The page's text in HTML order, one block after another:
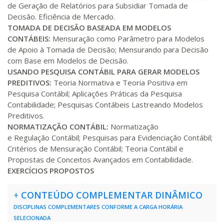
300 H 38dias 120dias
R$ 1.487,06
320 H 40dias 120dias
R$ 1.586,20
340 H 43dias 120 dias
R$ 1.685,33
Matricular
360 H 45dias 120 dias
Matricular
380 H 48dias
R$ 1.883,61
400 H 50dias 150dias
R$ 1.982,74
de Geração de Relatórios para Subsidiar Tomada de
Decisão. Eficiência de Mercado.
TOMADA DE DECISÃO BASEADA EM MODELOS
CONTÁBEIS: Mensuração como Parâmetro para Modelos
de Apoio à Tomada de Decisão; Mensurando para Decisão
com Base em Modelos de Decisão.
USANDO PESQUISA CONTÁBIL PARA GERAR MODELOS
PREDITIVOS: Teoria Normativa e Teoria Positiva em
Pesquisa Contábil; Aplicações Práticas da Pesquisa
Contabilidade; Pesquisas Contábeis Lastreando Modelos
Preditivos.
NORMATIZAÇÃO CONTÁBIL: Normatização
e Regulação Contábil; Pesquisas para Evidenciação Contábil;
Critérios de Mensuração Contábil; Teoria Contábil e
Propostas de Conceitos Avançados em Contabilidade.
EXERCÍCIOS PROPOSTOS
+ CONTEÚDO COMPLEMENTAR DINÂMICO
DISCIPLINAS COMPLEMENTARES CONFORME A CARGA HORÁRIA
SELECIONADA